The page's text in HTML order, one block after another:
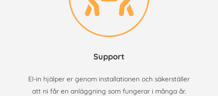
Support
El-in hjälper er genom installationen och säkerställer
att ni får en anläggning som fungerar i många år.